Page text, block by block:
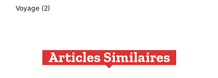
Voyage (2)
Articles Similaires